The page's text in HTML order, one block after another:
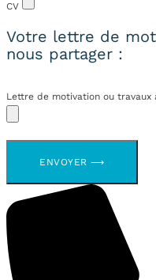
CV
Votre lettre de
nous partager :
Lettre de motivation ou travaux
ENVOYER ⟶